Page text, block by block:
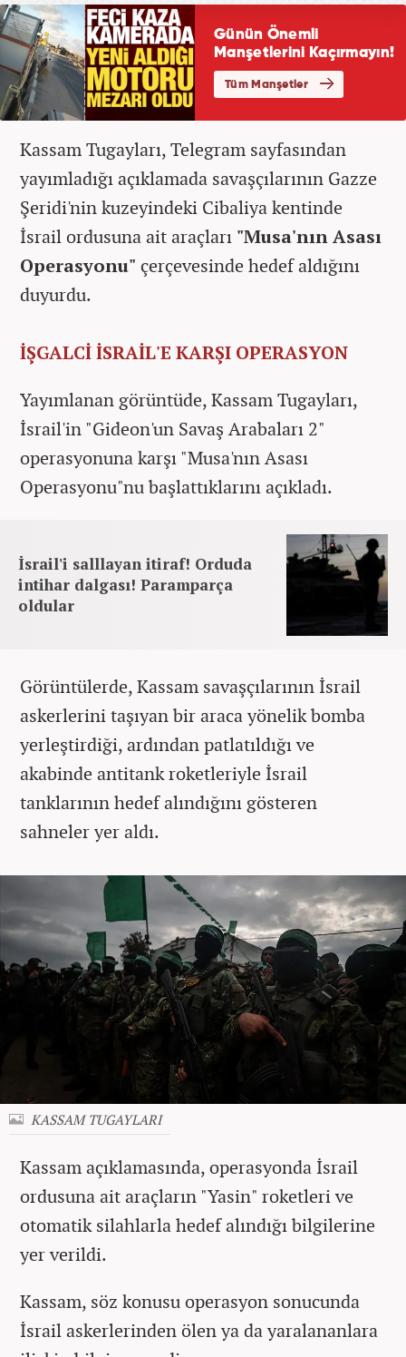
Kassam Tugayları, Telegram sayfasından
yayımladığı açıklamada savaşçılarının Gazze
Şeridi'nin kuzeyindeki Cibaliya kentinde
İsrail ordusuna ait araçları "Musa'nın Asası
Operasyonu" çerçevesinde hedef aldığını
duyurdu.
İŞGALCİ İSRAİL'E KARŞI OPERASYON
Yayımlanan görüntüde, Kassam Tugayları,
İsrail'in "Gideon'un Savaş Arabaları 2"
operasyonuna karşı "Musa'nın Asası
Operasyonu"nu başlattıklarını açıkladı.
İsrail'i salllayan itiraf! Orduda
intihar dalgası! Paramparça
oldular
Görüntülerde, Kassam savaşçılarının İsrail
askerlerini taşıyan bir araca yönelik bomba
yerleştirdiği, ardından patlatıldığı ve
akabinde antitank roketleriyle İsrail
tanklarının hedef alındığını gösteren
sahneler yer aldı.
KASSAM TUGAYLARI
Kassam açıklamasında, operasyonda İsrail
ordusuna ait araçların "Yasin" roketleri ve
otomatik silahlarla hedef alındığı bilgilerine
yer verildi.
Kassam, söz konusu operasyon sonucunda
İsrail askerlerinden ölen ya da yaralananlara